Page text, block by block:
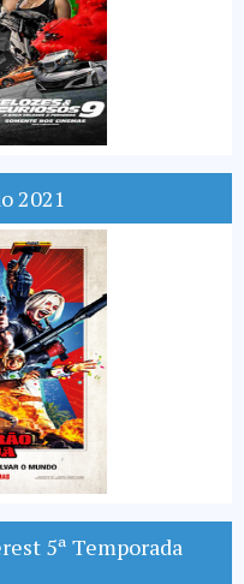
2021
5ª Temporada